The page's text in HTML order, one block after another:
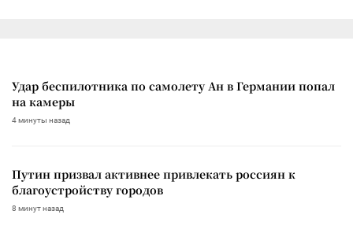
Удар беспилотника по самолету Ан в Германии попал
на камеры
4 минуты назад
Путин призвал активнее привлекать россиян к
благоустройству городов
8 минут назад